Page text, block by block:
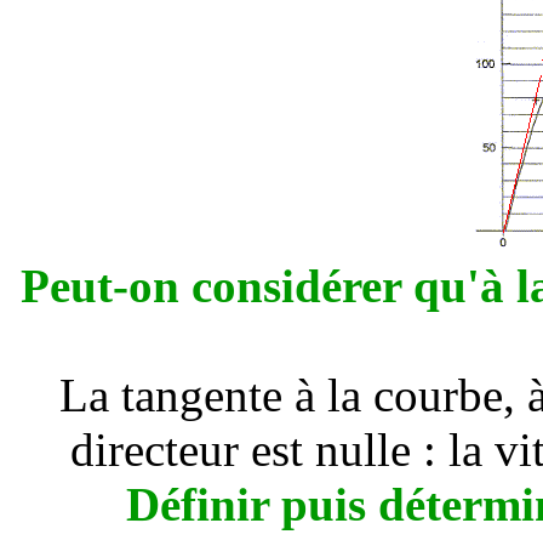
Peut-on considérer qu'à
La tangente à la
directeur est nulle : la
Définir puis